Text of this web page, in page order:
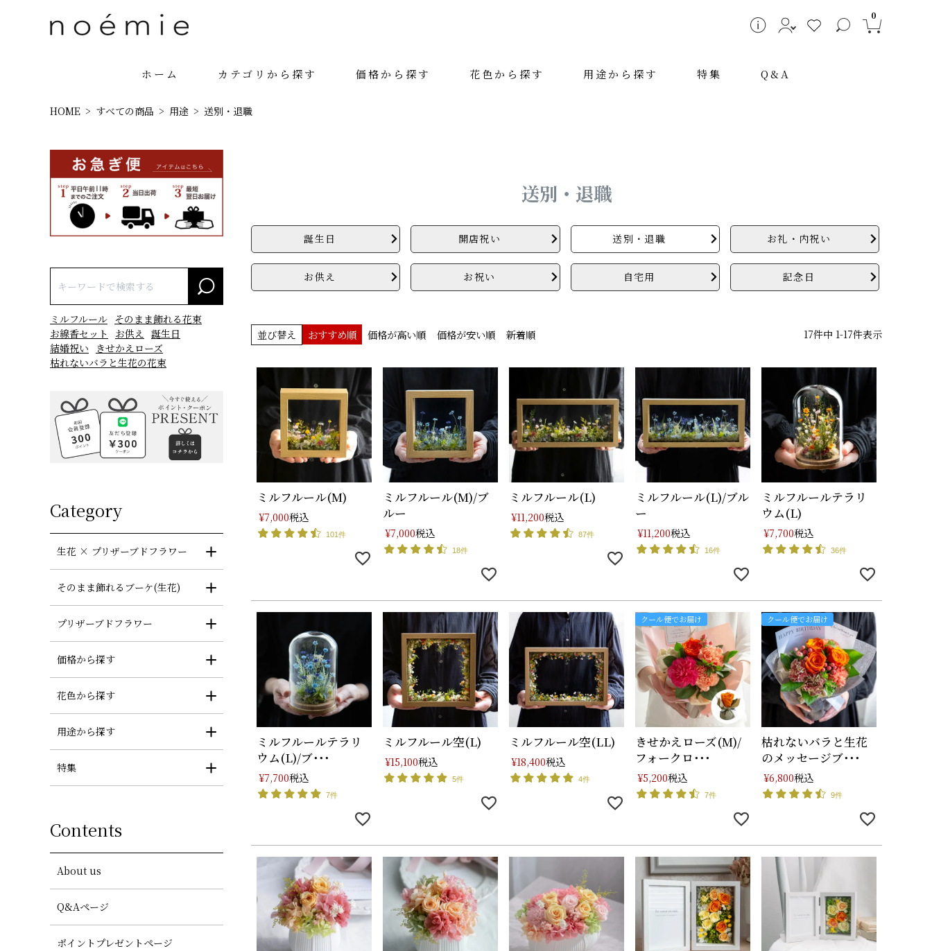
価格（税抜）
0
ホーム カテゴリから探す 価格から探す 花色から探す 用途から探す 特集 Q&A
HOME すべての商品 用途 送別・退職
ミルフルール そのまま飾れる花束
お線香セット
お供え 誕生日
結婚祝い
きせかえローズ
枯れないバラと生花の花束
Category
生花 × プリザーブドフラワー
そのまま飾れるブーケ(生花)
プリザーブドフラワー
価格から探す
花色から探す
用途から探す
特集
Contents
About us
Q&Aページ
ポイントプレゼントページ
送別・退職
誕生日 開店祝い 送別・退職 お礼・内祝い
お供え お祝い 自宅用 記念日
並び替え おすすめ順 価格が高い順 価格が安い順 新着順 17件中 1-17件表示
ミルフルール(M)
¥7,000税込
101件
ミルフルール(M)/ブ
ルー
¥7,000税込
18件
ミルフルール(L)
¥11,200税込
87件
ミルフルール(L)/ブル
ー
¥11,200税込
16件
ミルフルールテラリ
ウム(L)
¥7,700税込
36件
ミルフルールテラリ
ウム(L)/ブ･･･
¥7,700税込
7件
ミルフルール空(L)
¥15,100税込
5件
ミルフルール空(LL)
¥18,400税込
4件
きせかえローズ(M)/
フォークロ･･･
クール便でお届け
¥5,200税込
7件
枯れないバラと生花
のメッセージブ･･･
クール便でお届け
¥6,800税込
9件